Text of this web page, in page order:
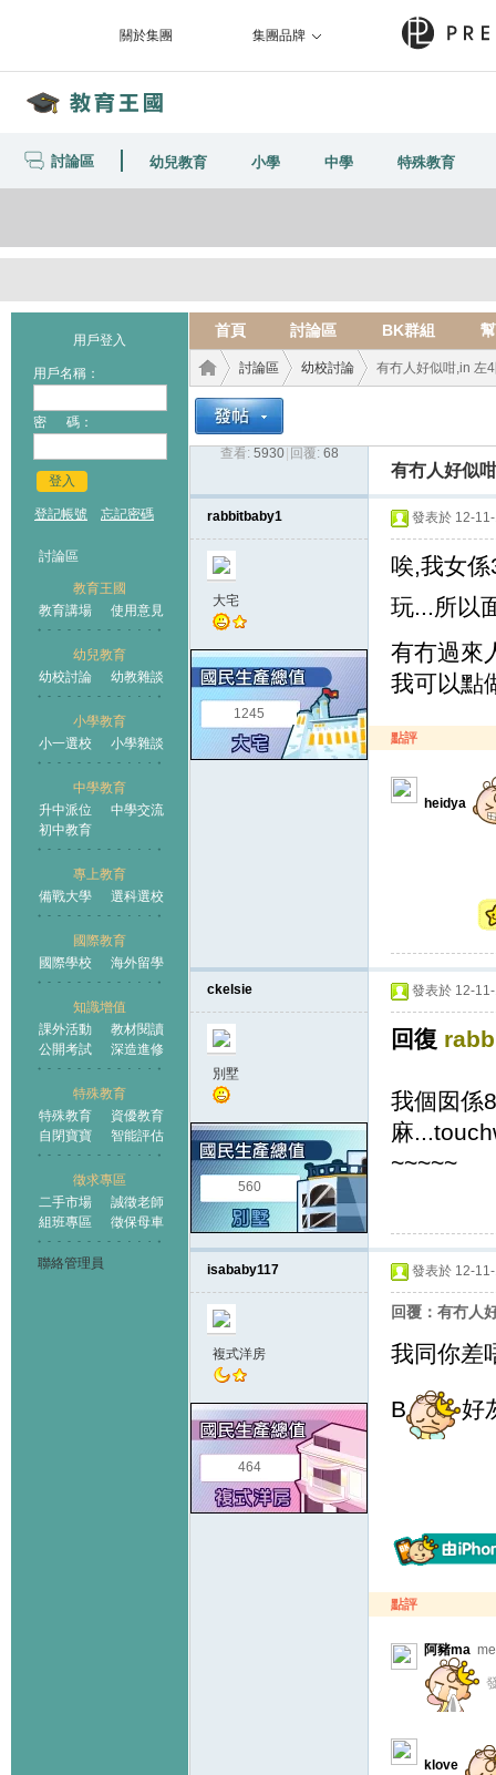
關於集團 集團品牌
討論區 幼兒教育 小學 中學 特殊教育
用戶登入
用戶名稱：
密 碼：
登入
登記帳號 忘記密碼
討論區
教育王國
教育講場
使用意見
幼兒教育
幼校討論
幼教雜談
小學教育
小一選校
小學雜談
中學教育
升中派位
中學交流
初中教育
專上教育
備戰大學
選科選校
國際教育
國際學校
海外留學
知識增值
課外活動
教材閱讀
公開考試
深造進修
特殊教育
特殊教育
資優教育
自閉寶寶
智能評估
徵求專區
二手市場
誠徵老師
組班專區
徵保母車
聯絡管理員
首頁 討論區 BK群組
王國
›
討論區
›
幼校討論 有冇人好似咁,in 左
查看: 5930 回覆: 68
有冇人好似
rabbitbaby1
大宅
1245
發表於 12-
唉,我女
玩...所以
有冇過來
我可以點
點評
heidya
ckelsie
別墅
560
發表於 12-
回復
我個囡係
麻
~~~~~
isababy117
複式洋房
464
發表於 12-
回覆：有冇人
我同你差
B 好
點評
阿豬ma
klove